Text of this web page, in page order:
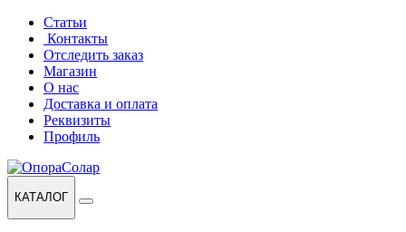
Перейти
навигации
Перейти
содержанию
Статьи
Контакты
Отследить заказ
Магазин
О нас
Доставка и оплата
Реквизиты
Профиль
КАТАЛОГ